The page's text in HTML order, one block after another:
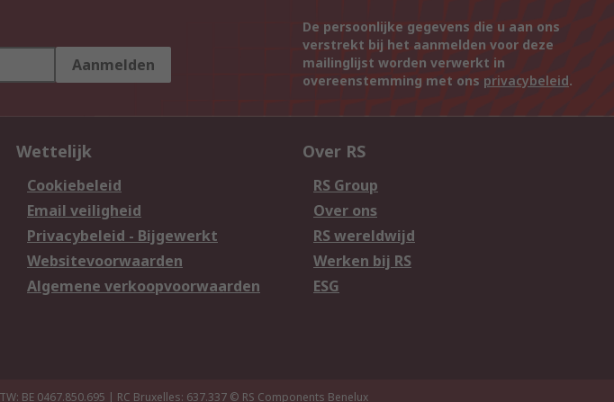
Aanmelden
De persoonlijke gegevens die u aan ons
verstrekt bij het aanmelden voor deze
mailinglijst worden verwerkt in
overeenstemming met ons privacybeleid.
Wettelijk
Cookiebeleid
Email veiligheid
Privacybeleid - Bijgewerkt
Websitevoorwaarden
Algemene verkoopvoorwaarden
Over RS
RS Group
Over ons
RS wereldwijd
Werken bij RS
ESG
BE 0467.850.695 | RC Bruxelles: 637.337 © RS Components Benelux